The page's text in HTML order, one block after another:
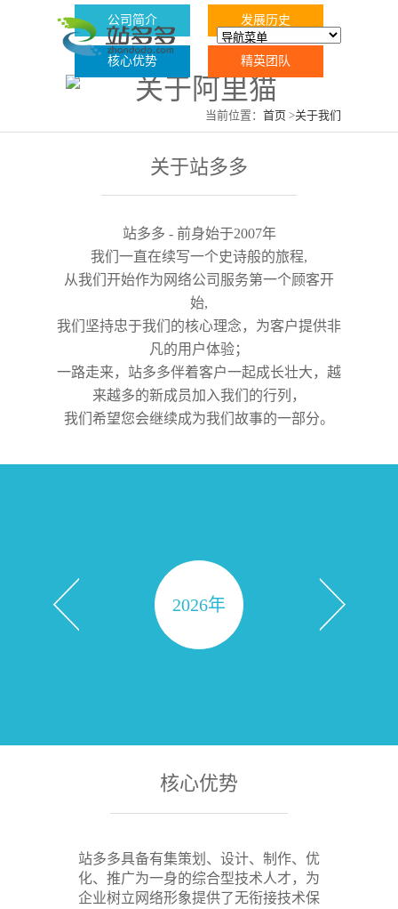
公司简介 发展历史
核心优势 精英团队
当前位置： 首页 >关于我们
关于站多多
站多多 - 前身始于2007年
我们一直在续写一个史诗般的旅程,
从我们开始作为网络公司服务第一个顾客开
始,
我们坚持忠于我们的核心理念，为客户提供非
凡的用户体验；
一路走来，站多多伴着客户一起成长壮大，越
来越多的新成员加入我们的行列，
我们希望您会继续成为我们故事的一部分。
2026年
核心优势
站多多具备有集策划、设计、制作、优
化、推广为一身的综合型技术人才，为
企业树立网络形象提供了无衔接技术保